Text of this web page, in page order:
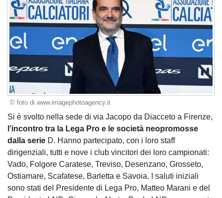
© foto di www.imagephotoagency.it
Si è svolto nella sede di via Jacopo da Diacceto a Firenze,
l’incontro tra la Lega Pro e le società neopromosse
dalla serie D. Hanno partecipato, con i loro staff
dirigenziali, tutti e nove i club vincitori dei loro campionati:
Vado, Folgore Caratese, Treviso, Desenzano, Grosseto,
Ostiamare, Scafatese, Barletta e Savoia. I saluti iniziali
sono stati del Presidente di Lega Pro, Matteo Marani e del